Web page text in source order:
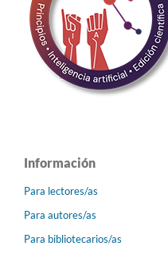
Información
Para lectores/as
Para autores/as
Para bibliotecarios/as